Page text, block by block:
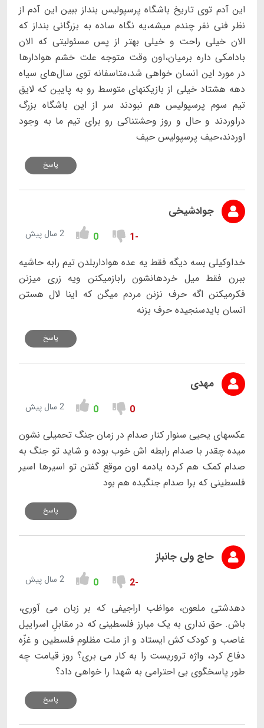
این آدم توی تاریخ باشگاه پرسپولیس بنداز ببین این آدم از
نظر فنی نفر چندم میشه،یه نگاه ساده به بزرگانی بنداز که
الان خیلی راحت و خیلی بهتر از پس مسئولیتی که الان
بادامکی داره برمیان،اون وقت متوجه علت خشم هوادارها
در مورد این انسان خواهی شد،متاسفانه توی سال‌های سیاه
دهه هشتاد خیلی از بازیکنهای متوسط رو به پایین که لایق
تیم سوم پرسپولیس هم نبودند سر از این باشگاه بزرگ
دراوردند و حال و روز وحشتناکی رو برای تیم ما به وجود
اوردند،حیف پرسپولیس حیف
پاسخ
جوادشیخی
-1
0 2 سال پیش
خداوکیلی بسه دیگه فقط یه عده هواداربلدن تیم رابه حاشیه
ببرن فقط میل خردهانشون رابازمیکنن ویه زری میزنن
فکرمیکنن اگه حرف نزنن مردم میگن که اینا لال هستن
انسان بایدسنجیده حرف بزنه
پاسخ
مهدی
0
0 2 سال پیش
عکسهای یحیی سنوار کنار صدام در زمان جنگ تحمیلی نشون
میده چقدر با صدام رابطه اش خوب بوده و شاید تو جنگ به
صدام کمک هم کرده یادمه اون موقع گفتن تو اسیرها اسیر
فلسطینی که برا صدام جنگیده هم بود
پاسخ
حاج ولی جانباز
-2
0 2 سال پیش
دهدشتی ملعون، مواظب اراجیفی که بر زبان می آوری،
باش. حق نداری به یک مبارز فلسطینی که در مقابلِ اسراییل
غاصب و کودک کش ایستاد و از ملت مظلوم فلسطین و غزّه
دفاع کرد، واژه تروریست را به کار می بری؟ روز قیامت چه
طور پاسخگوی بی احترامی به شهدا را خواهی داد؟
پاسخ